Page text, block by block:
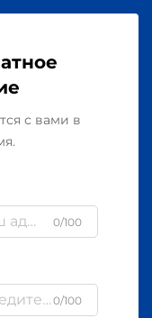
с вами в
0/100
0/100